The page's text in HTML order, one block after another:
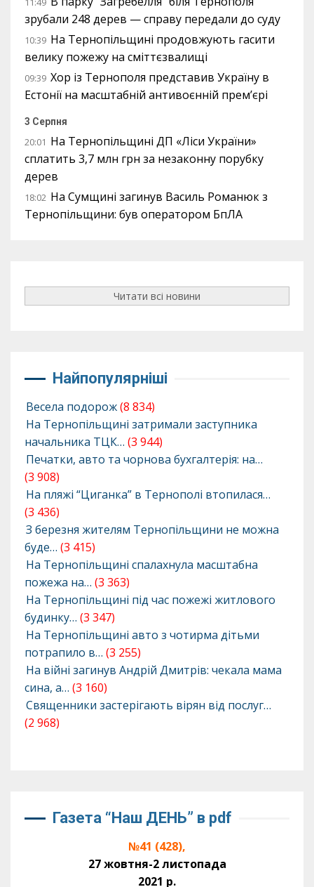
зрубали 248 дерев — справу передали до суду
10:39 На Тернопільщині продовжують гасити
велику пожежу на сміттєзвалищі
09:39 Хор із Тернополя представив Україну в
Естонії на масштабній антивоєнній прем’єрі
3 Серпня
20:01 На Тернопільщині ДП «Ліси України»
сплатить 3,7 млн грн за незаконну порубку
дерев
18:02 На Сумщині загинув Василь Романюк з
Тернопільщини: був оператором БпЛА
Читати всі новини
Найпопулярніші
Весела подорож(8 834)
На Тернопільщині затримали заступника
начальника ТЦК… (3 944)
Печатки, авто та чорнова бухгалтерія: на…
(3 908)
На пляжі “Циганка” в Тернополі втопилася…
(3 436)
З березня жителям Тернопільщини не можна
буде… (3 415)
На Тернопільщині спалахнула масштабна
пожежа на… (3 363)
На Тернопільщині під час пожежі житлового
будинку… (3 347)
На Тернопільщині авто з чотирма дітьми
потрапило в… (3 255)
На війні загинув Андрій Дмитрів: чекала мама
сина, а… (3 160)
Священники застерігають вірян від послуг…
(2 968)
Газета “Наш ДЕНЬ” в pdf
№41 (428),
27 жовтня-2 листопада
2021 р.